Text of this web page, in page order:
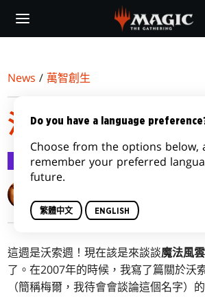
main
News / 萬智創生
沃索和梅爾
萬智創生 2015-08-31
這週是沃索週！現在該是來談談魔法風
了。在2007年的時候，我寫了篇關於沃
（簡稱梅爾，我待會會談論這個名字）
Do you have a language
Choose from the options below,
remember your preferred
future.
繁體中文 ENGLISH